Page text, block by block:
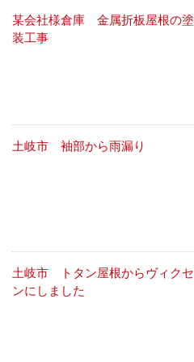
某会社様倉庫 金属折板屋根の塗
装工事
土岐市 袖部から雨漏り
土岐市 トタン屋根からヴィクセ
ンにしました